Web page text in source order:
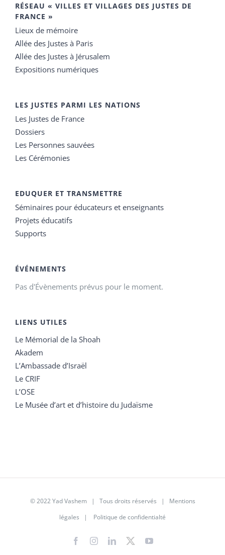
RÉSEAU « VILLES ET VILLAGES DES JUSTES DE
FRANCE »
Lieux de mémoire
Allée des Justes à Paris
Allée des Justes à Jérusalem
Expositions numériques
LES JUSTES PARMI LES NATIONS
Les Justes de France
Dossiers
Les Personnes sauvées
Les Cérémonies
EDUQUER ET TRANSMETTRE
Séminaires pour éducateurs et enseignants
Projets éducatifs
Supports
ÉVÉNEMENTS
Pas d'Évènements prévus pour le moment.
LIENS UTILES
Le Mémorial de la Shoah
Akadem
L’Ambassade d’Israël
Le CRIF
L’OSE
Le Musée d’art et d’histoire du Judaïsme
© 2022 Yad Vashem | Tous droits réservés | Mentions
légales | Politique de confidentialté